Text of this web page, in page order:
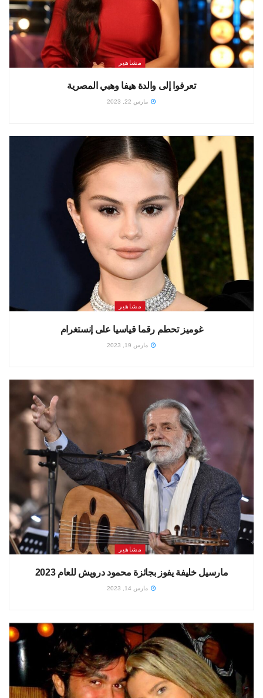
مشاهير
تعرفوا إلى والدة هيفا وهبي المصرية
مارس 22, 2023
مشاهير
غوميز تحطم رقما قياسيا على إنستغرام
مارس 19, 2023
مشاهير
مارسيل خليفة يفوز بجائزة محمود درويش للعام 2023
مارس 14, 2023